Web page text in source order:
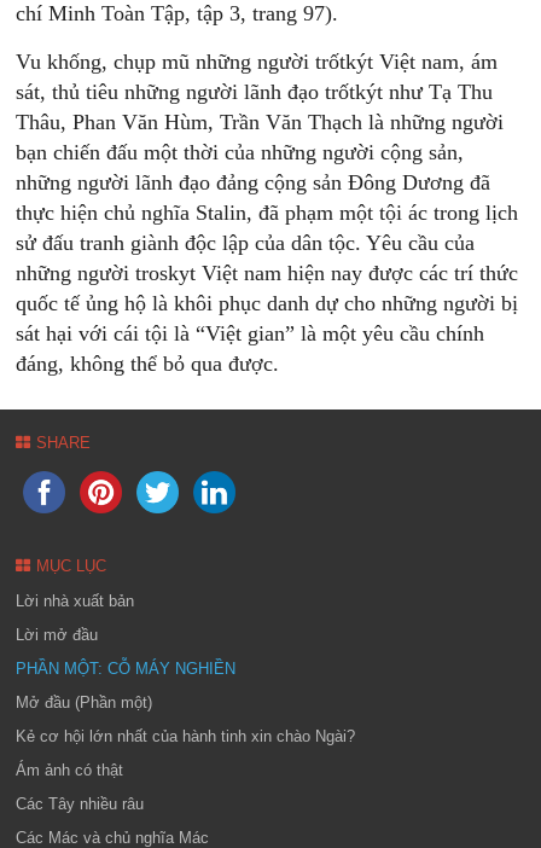
chí Minh Toàn Tập, tập 3, trang 97).
Vu khống, chụp mũ những người trốtkýt Việt nam, ám
sát, thủ tiêu những người lãnh đạo trốtkýt như Tạ Thu
Thâu, Phan Văn Hùm, Trần Văn Thạch là những người
bạn chiến đấu một thời của những người cộng sản,
những người lãnh đạo đảng cộng sản Đông Dương đã
thực hiện chủ nghĩa Stalin, đã phạm một tội ác trong lịch
sử đấu tranh giành độc lập của dân tộc. Yêu cầu của
những người troskyt Việt nam hiện nay được các trí thức
quốc tế ủng hộ là khôi phục danh dự cho những người bị
sát hại với cái tội là “Việt gian” là một yêu cầu chính
đáng, không thể bỏ qua được.
SHARE
MỤC LỤC
Lời nhà xuất bản
Lời mở đầu
PHẦN MỘT: CỖ MÁY NGHIỀN
Mở đầu (Phần một)
Kẻ cơ hội lớn nhất của hành tinh xin chào Ngài?
Ám ảnh có thật
Các Tây nhiều râu
Các Mác và chủ nghĩa Mác